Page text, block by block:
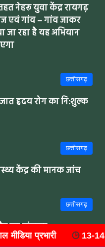
नेहरू युवा केंद्र रायगढ़
एवं गांव – गांव जाकर
जा रहा है यह अभियान
छत्तीसगढ़
हृदय रोग का नि:शुल्क
छत्तीसगढ़
केंद्र की मानक जांच
छत्तीसगढ़
का ट्रांसफर
को आयोजित होगा 'राष्ट्रीय